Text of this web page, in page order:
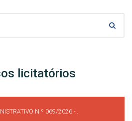
licitatórios
N.º 069/2026 -...